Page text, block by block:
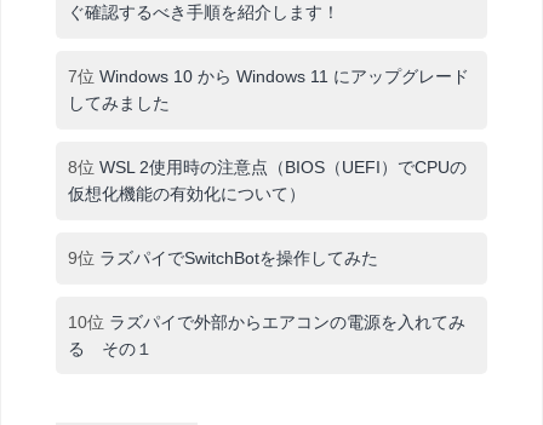
ぐ確認するべき手順を紹介します！
7位 Windows 10 から Windows 11 にアップグレード
してみました
8位 WSL 2使用時の注意点（BIOS（UEFI）でCPUの
仮想化機能の有効化について）
9位 ラズパイでSwitchBotを操作してみた
10位 ラズパイで外部からエアコンの電源を入れてみ
る その１